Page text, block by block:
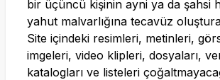
bir üçüncü kişinin ayni ya da şahsi
yahut malvarlığına tecavüz
Site içindeki resimleri, metinleri,
imgeleri, video klipleri, dosyaları,
katalogları ve listeleri